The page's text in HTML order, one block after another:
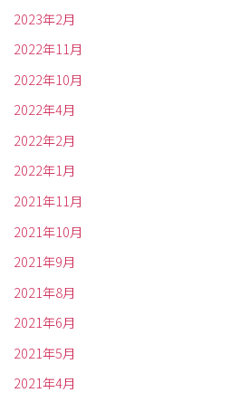
2023年2月
2022年11月
2022年10月
2022年4月
2022年2月
2022年1月
2021年11月
2021年10月
2021年9月
2021年8月
2021年6月
2021年5月
2021年4月